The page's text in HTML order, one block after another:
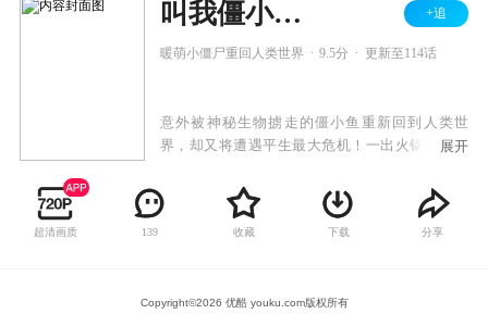
叫我僵小鱼 日常篇 第二季 +追
暖萌小僵尸重回人类世界 9.5分 更新至114话
意外被神秘生物掳走的僵小鱼重新回到人类世
界，却又将遭遇平生最大危机！一出火锅酿成惨
等待他的是解剖手术刀还是人情温暖？神秘人物
一一登场，高智能机器人、异国吸血小萝莉、帅
气冷血的老板、反差萌女神等，脱离了鱼爹的保
展开
超清画质 139 收藏 下载 分享
Copyright©2026 优酷 youku.com版权所有